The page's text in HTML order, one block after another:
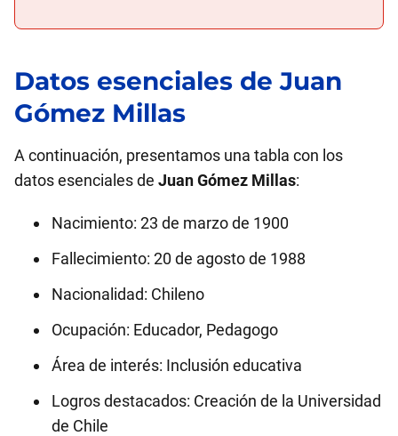
Datos esenciales deJuan
Gómez Millas
A continuación, presentamos una tabla con los
datos esenciales de Juan Gómez Millas:
Nacimiento: 23 de marzo de 1900
Fallecimiento: 20 de agosto de 1988
Nacionalidad: Chileno
Ocupación: Educador, Pedagogo
Área de interés: Inclusión educativa
Logros destacados: Creación de la Universidad
de Chile